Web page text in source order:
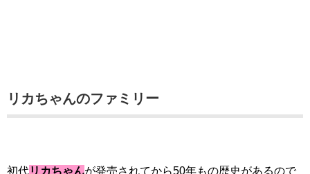
リカちゃんのファミリー
初代リカちゃんが発売されてから50年もの歴史があるので